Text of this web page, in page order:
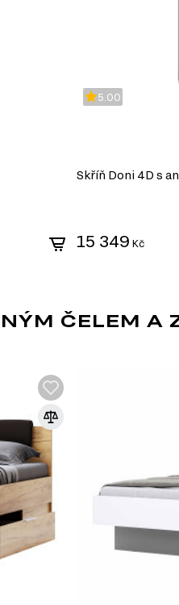
5.00
Skříň Doni 4D s
15 349 Kč
ČELEM A